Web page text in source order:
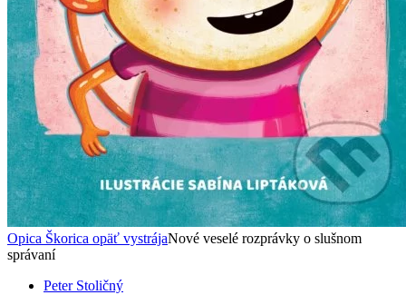
Opica Škorica opäť vystrájaNové veselé rozprávky o slušnom
správaní
Peter Stoličný